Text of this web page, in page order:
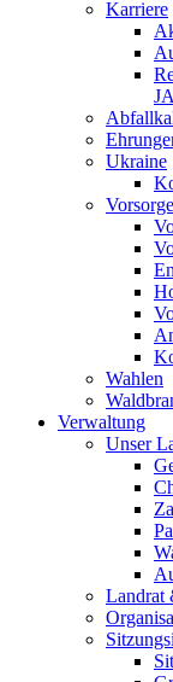
Karriere
Ukraine
Wahlen
Verwaltung
Unser
Landrat